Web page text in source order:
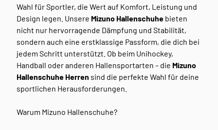
Wahl für Sportler, die Wert auf Komfort, Leistung und
Design legen. Unsere Mizuno Hallenschuhe bieten
nicht nur hervorragende Dämpfung und Stabilität,
sondern auch eine erstklassige Passform, die dich bei
jedem Schritt unterstützt. Ob beim Unihockey,
Handball oder anderen Hallensportarten – die Mizuno
Hallenschuhe Herren sind die perfekte Wahl für deine
sportlichen Herausforderungen.
Warum Mizuno Hallenschuhe?